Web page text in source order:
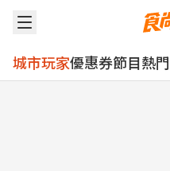
城市玩家優惠券節目熱門